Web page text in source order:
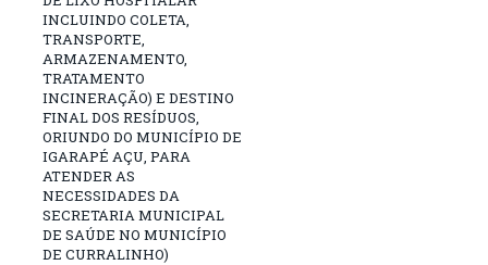
INCLUINDO COLETA,
TRANSPORTE,
ARMAZENAMENTO,
TRATAMENTO
INCINERAÇÃO) E DESTINO
FINAL DOS RESÍDUOS,
ORIUNDO DO MUNICÍPIO DE
IGARAPÉ AÇU, PARA
ATENDER AS
NECESSIDADES DA
SECRETARIA MUNICIPAL
DE SAÚDE NO MUNICÍPIO
DE CURRALINHO)